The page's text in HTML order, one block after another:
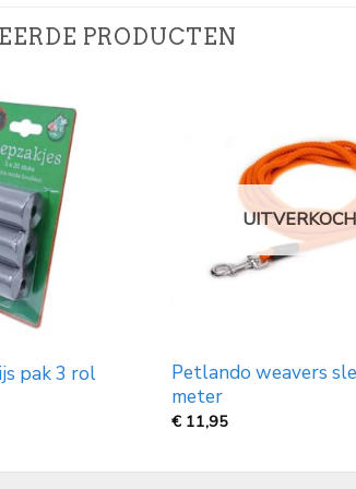
PRODUCTEN
pak 3 rol
Petlando weavers
meter
€ 11,95